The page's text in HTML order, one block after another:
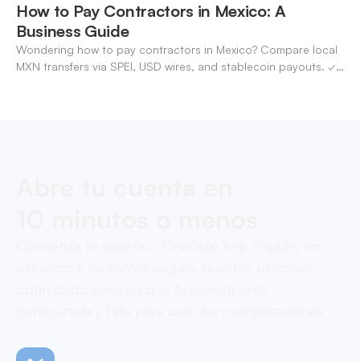
How to Pay Contractors in Mexico: A
Business Guide
Wondering how to pay contractors in Mexico? Compare local
MXN transfers via SPEI, USD wires, and stablecoin payouts. ✓